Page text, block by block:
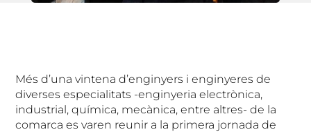
Més d’una vintena d’enginyers i enginyeres de
diverses especialitats -enginyeria electrònica,
industrial, química, mecànica, entre altres- de la
comarca es varen reunir a la primera jornada de